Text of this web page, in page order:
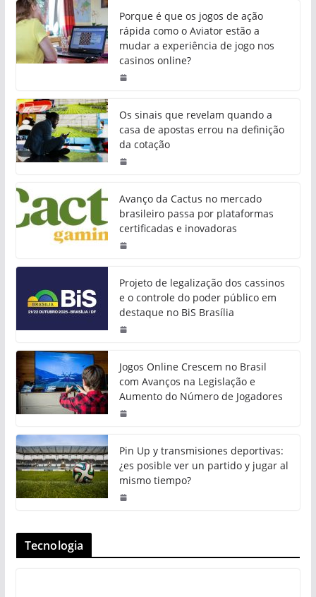
Porque é que os jogos de ação
rápida como o Aviator estão a
mudar a experiência de jogo nos
casinos online?
Os sinais que revelam quando a
casa de apostas errou na definição
da cotação
Avanço da Cactus no mercado
brasileiro passa por plataformas
certificadas e inovadoras
Projeto de legalização dos cassinos
e o controle do poder público em
destaque no BiS Brasília
Jogos Online Crescem no Brasil
com Avanços na Legislação e
Aumento do Número de Jogadores
Pin Up y transmisiones deportivas:
¿es posible ver un partido y jugar al
mismo tiempo?
Tecnologia